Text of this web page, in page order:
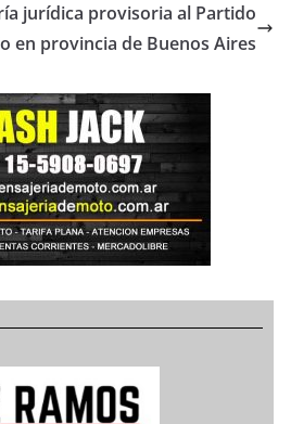
jurídica provisoria al Partido
en provincia de Buenos Aires